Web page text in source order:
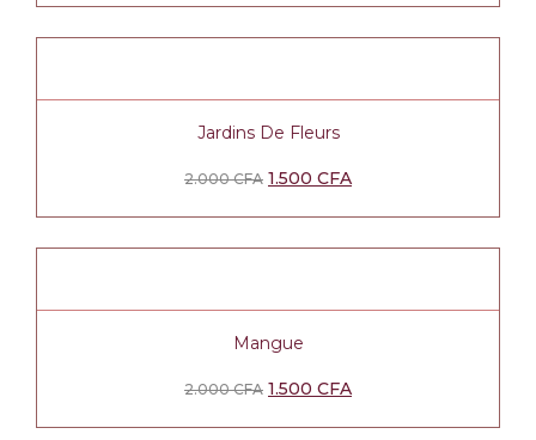
Jardins De Fleurs
2.000CFA 1.500 CFA
Mangue
2.000CFA 1.500 CFA